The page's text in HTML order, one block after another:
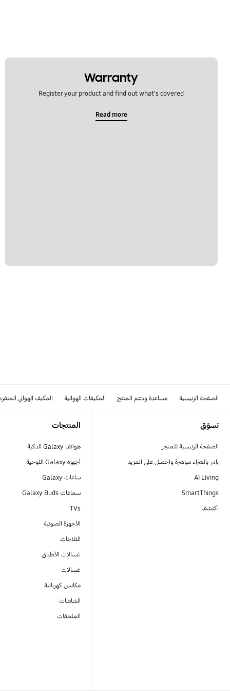
Warranty
Register your product and find out what's covered
Read more
الصفحة الرئيسية مساعدة ودعم المنتج المكيفات الهوائية المكيف الهوائي
تسوّق
الصفحة الرئيسية للمتجر
بادر بالشراء مباشرةً واحصل على المزيد
AI Living
SmartThings
اكتشف
المنتجات
هواتف Galaxy الذكية
أجهزة Galaxy اللوحية
ساعات Galaxy
سماعات Galaxy Buds
TVs
الأجهزة الصوتية
الثلاجات
غسالات الأطباق
غسالات
مكانس كهربائية
الشاشات
الملحقات